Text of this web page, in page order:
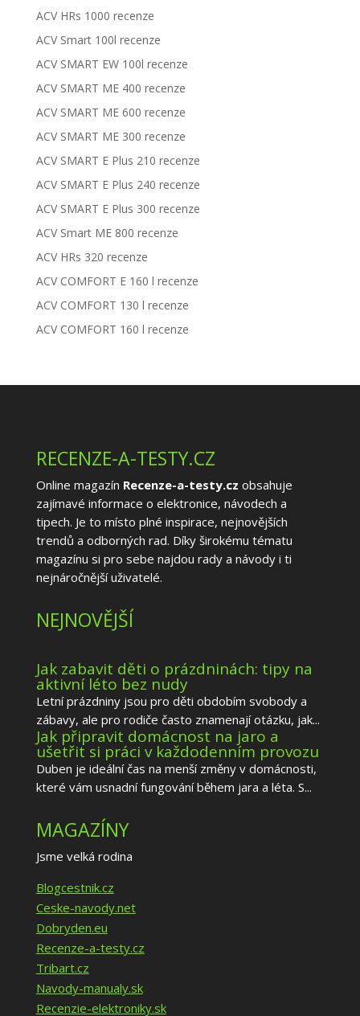
ACV HRs 1000 recenze
ACV Smart 100l recenze
ACV SMART EW 100l recenze
ACV SMART ME 400 recenze
ACV SMART ME 600 recenze
ACV SMART ME 300 recenze
ACV SMART E Plus 210 recenze
ACV SMART E Plus 240 recenze
ACV SMART E Plus 300 recenze
ACV Smart ME 800 recenze
ACV HRs 320 recenze
ACV COMFORT E 160 l recenze
ACV COMFORT 130 l recenze
ACV COMFORT 160 l recenze
RECENZE-A-TESTY.CZ
Online magazín Recenze-a-testy.cz obsahuje
zajímavé informace o elektronice, návodech a
tipech. Je to místo plné inspirace, nejnovějších
trendů a odborných rad. Díky širokému tématu
magazínu si pro sebe najdou rady a návody i ti
nejnáročnější uživatelé.
NEJNOVĚJŠÍ
Jak zabavit děti o prázdninách: tipy na
aktivní léto bez nudy
Letní prázdniny jsou pro děti obdobím svobody a
zábavy, ale pro rodiče často znamenají otázku, jak...
Jak připravit domácnost na jaro a
ušetřit si práci v každodenním provozu
Duben je ideální čas na menší změny v domácnosti,
které vám usnadní fungování během jara a léta. S...
MAGAZÍNY
Jsme velká rodina
Blogcestnik.cz
Ceske-navody.net
Dobryden.eu
Recenze-a-testy.cz
Tribart.cz
Navody-manualy.sk
Recenzie-elektroniky.sk